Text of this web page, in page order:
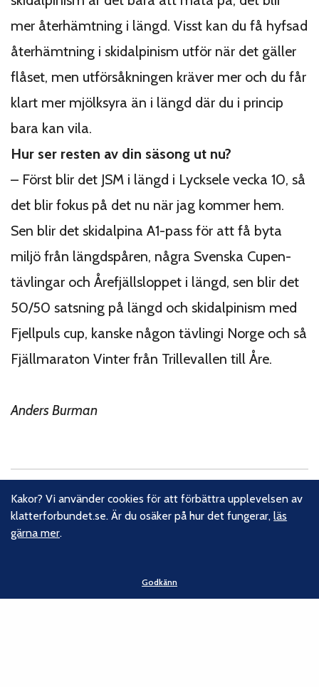
mer återhämtning i längd. Visst kan du få hyfsad
återhämtning i skidalpinism utför när det gäller
flåset, men utförsåkningen kräver mer och du får
klart mer mjölksyra än i längd där du i princip
bara kan vila.
Hur ser resten av din säsong ut nu?
– Först blir det JSM i längd i Lycksele vecka 10, så
det blir fokus på det nu när jag kommer hem.
Sen blir det skidalpina A1-pass för att få byta
miljö från längdspåren, några Svenska Cupen-
tävlingar och Årefjällsloppet i längd, sen blir det
50/50 satsning på längd och skidalpinism med
Fjellpuls cup, kanske någon tävlingi Norge och så
Fjällmaraton Vinter från Trillevallen till Åre.
Anders Burman
Om oss
Svenska Klätterförbundet består av ett 80-tal klubbar och
för din talan, oavsett om du är medlem eller inte.
vårt hållbarhetsarbete.
Kakor? Vi använder cookies för att förbättra upplevelsen av
klatterforbundet.se. Är du osäker på hur det fungerar,läs
gärna mer.
Godkänn